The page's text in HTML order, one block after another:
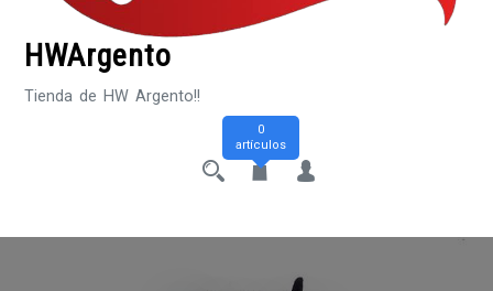
HWArgento
Tienda de HW Argento!!
0
artículos